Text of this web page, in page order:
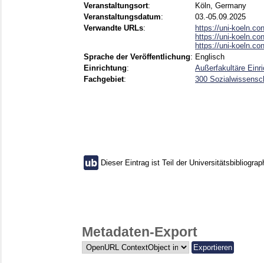
Veranstaltungsort:
Köln, Germany
Veranstaltungsdatum:
03.-05.09.2025
Verwandte URLs:
https://uni-
https://uni-
https://uni-
Sprache der Veröffentlichung: Englisch
Einrichtung:
Außerfakultäre
Fachgebiet: 300
Dieser Eintrag ist Teil der
Metadaten-Export